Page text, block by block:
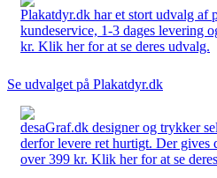
Plakatdyr.dk har et stort udvalg af
kundeservice, 1-3 dages levering
kr. Klik her for at se deres udvalg.
Se udvalget på Plakatdyr.dk
desaGraf.dk designer og trykker
derfor levere ret hurtigt. Der gives
over 399 kr. Klik her for at se